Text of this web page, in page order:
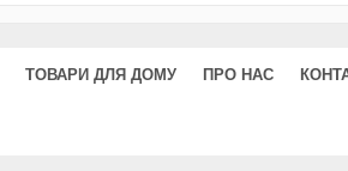
ТОВАРИ ДЛЯ ДОМУ ПРО НАС